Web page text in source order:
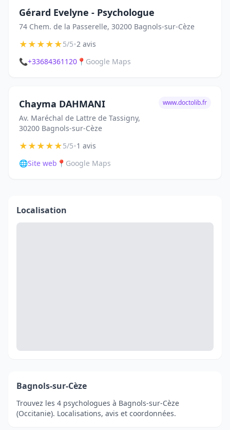
Gérard Evelyne - Psychologue
74 Chem. de la Passerelle, 30200 Bagnols-sur-Cèze
★★★★★5/5•2 avis
📞+33684361120 📍 Google Maps
Chayma DAHMANI
Av. Maréchal de Lattre de Tassigny,
30200 Bagnols-sur-Cèze
www.doctolib.fr
★★★★★5/5•1 avis
🌐Site web 📍 Google Maps
Localisation
Bagnols-sur-Cèze
Trouvez les 4 psychologues à Bagnols-sur-Cèze
(Occitanie). Localisations, avis et coordonnées.